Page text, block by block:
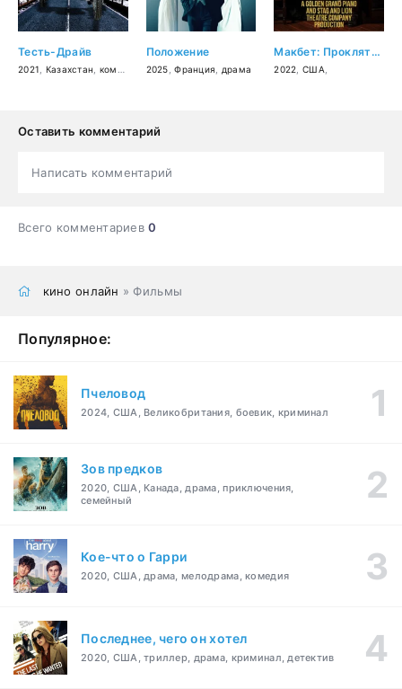
Тесть-Драйв
2021 Казахстан комедия
Положение
2025 ,Франция драма
Макбет: Проклятый фильм
2022 США
Оставить комментарий
Написать комментарий
Всего комментариев0
кино онлайн » Фильмы
Популярное:
Пчеловод
2024, США, Великобритания, боевик, криминал
Зов предков
2020, США, Канада, драма, приключения,
семейный
Кое-что о Гарри
2020, США, драма, мелодрама, комедия
Последнее, чего он хотел
2020, США, триллер, драма, криминал, детектив